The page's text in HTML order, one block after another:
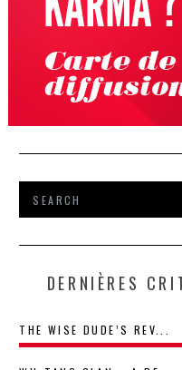
DERNIÈRES
THE WISE DUDE’S REV...